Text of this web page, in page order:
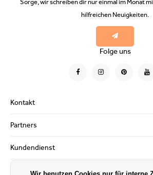
Kontakt
Sorge, wir schreiben dir nur einmal im Monat
hilfreichen Neuigkeiten.
Folge uns
Partners
Kundendienst
Mein Konto